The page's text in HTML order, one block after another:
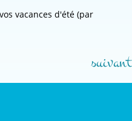
vacances d'été (par
suivant